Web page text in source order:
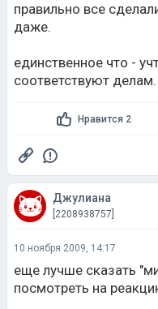
правильно все
даже.
единственное что -
соответствуют делам.
Нравится 2
Джулиана
[2208938757]
10 ноября 2009, 14:17
еще лучше сказать
посмотреть на